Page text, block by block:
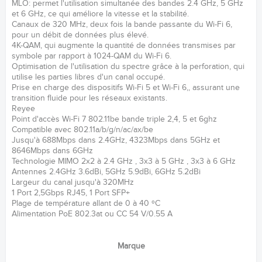
MLO: permet l'utilisation simultanée des bandes 2.4 GHz, 5 GHz
et 6 GHz, ce qui améliore la vitesse et la stabilité.
Canaux de 320 MHz, deux fois la bande passante du Wi-Fi 6,
pour un débit de données plus élevé.
4K-QAM, qui augmente la quantité de données transmises par
symbole par rapport à 1024-QAM du Wi-Fi 6.
Optimisation de l'utilisation du spectre grâce à la perforation, qui
utilise les parties libres d'un canal occupé.
Prise en charge des dispositifs Wi-Fi 5 et Wi-Fi 6,, assurant une
transition fluide pour les réseaux existants.
Reyee
Point d'accès Wi-Fi 7 802.11be bande triple 2,4, 5 et 6ghz
Compatible avec 802.11a/b/g/n/ac/ax/be
Jusqu'à 688Mbps dans 2.4GHz, 4323Mbps dans 5GHz et
8646Mbps dans 6GHz
Technologie MIMO 2x2 à 2.4 GHz , 3x3 à 5 GHz , 3x3 à 6 GHz
Antennes 2.4GHz 3.6dBi, 5GHz 5.9dBi, 6GHz 5.2dBi
Largeur du canal jusqu'à 320MHz
1 Port 2,5Gbps RJ45, 1 Port SFP+
Plage de température allant de 0 à 40 ºC
Alimentation PoE 802.3at ou CC 54 V/0.55 A
Marque